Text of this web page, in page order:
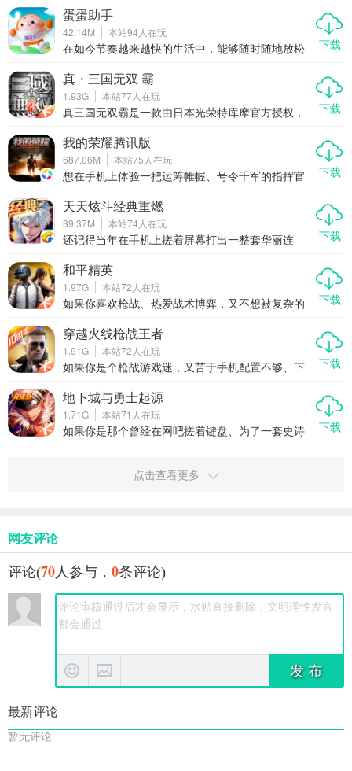
多，而是看谁玩得聪明。今天咱们就好好聊聊，为
什么这款看似萌系实则硬核的手游，正在悄悄改变
你对三国游戏的认知。
戏中脱颖而出的作品。它不仅将三国历史与战略玩
法深度融合，还通过高品质的画面、万人同屏的即
时战斗以及真实细腻的单位设定，为玩家带来前所
未有的沉浸式体验。如果你是策略游戏爱好者，又
试。
蛋蛋助手
42.14M 本站94 人在玩
在如今节奏越来越快的生活中，能够随时随地放松
的休闲点消类手游蛋蛋助手，正是这样一款让人一
玩就停不下来的小清新游戏。它不仅玩法简单、操
作轻松，还融合了丰富的关卡设计和趣味元素，无
论是通勤途中还是休息时间，都能让你轻松上手、
带来成就感的休闲游戏，那么蛋蛋助手绝对值得你
一试。
下载
真・三国无双 霸
1.93G 本站77人在玩
真三国无双霸是一款由日本光荣特库摩官方授权，
的“真三国无双”系列为蓝本，完美还原了主机端的核
心玩法与精髓，同时针对移动端进行了优化和创
新。玩家可以化身三国时期的猛将，体验一骑当千
的快感，感受群雄逐鹿、乱世纷争的独特魅力。游
手机平台的新特性，让玩家随时随地都能享受热血
沸腾的战斗乐趣。
下载
我的荣耀腾讯版
687.06M 本站75 人在玩
想在手机上体验一把运筹帷幄、号令千军的指挥官
权？那就别错过最近火出圈的我的荣耀腾讯版！这
可不是那种点点点就能通关的挂机游戏，而是一款
真刀真枪拼策略、拼操作、拼联盟智慧的多人在线
战争手游。在这里，你不是一个人在战斗，而是作
练部队、研发科技，联合战友一步步打下江山。资
源争夺、领土扩张、间谍渗透、联盟博弈……所有
你能想到的战争戏码，这里全都有。如果你厌倦了
千篇一律的割草玩法，渴望一场真正烧脑又热血的
全球大战，那我的荣耀腾讯版绝
下载
天天炫斗经典重燃
39.37M 本站74 人在玩
还记得当年在手机上搓着屏幕打出一整套华丽连
数动作游戏爱好者热血沸腾的《天天炫斗》回来
了！不是换皮，不是缝合，而是真真正正的经典重
燃——2025全新版本天天炫斗经典重燃强势上线，
原班手感回归，打击感拉满，连招系统全面进化，
旧，更是一场动作手游的全面觉醒。
下载
和平精英
1.97G 本站72 人在玩
如果你喜欢枪战、热爱战术博弈，又不想被复杂的
吃鸡游戏。它不只是简单的射击手游，而是一场融
合了策略、反应和团队协作的指尖战场。从画质到
手感，从地图设计到社交体验，每一个细节都在告
诉你：这才是真正的移动端战术竞技。
下载
穿越火线枪战王者
1.91G 本站72 人在玩
如果你是个枪战游戏迷，又苦于手机配置不够、下
线枪战王者来了，而且是以“云游戏”的方式直接甩开
硬件限制，点开就玩，不占内存，不发烫，低配机
也能畅快刚枪。这不仅仅是一款经典IP的手游延
续，更是一次真正意义上的移动射击革命。它把端
适配问题。想随时随地来一把爆头对决？现在真的
下载
地下城与勇士起源
1.71G 本站71 人在玩
如果你是那个曾经在网吧搓着键盘、为了一套史诗
感，终于原汁原味地搬上了手机——地下城与勇士
起源，不只是情怀复刻，更是一次真正能打的手游
大陆的冒险，真的能打。
下载
点击查看更多
网友评论
评论(70人参与， 0条评论)
发 布
最新评论
暂无评论